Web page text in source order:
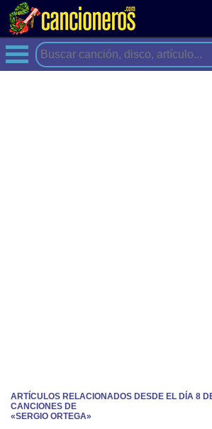
ARTÍCULOS RELACIONADOS DESDE EL DÍA 8
CANCIONES DE
«SERGIO ORTEGA»